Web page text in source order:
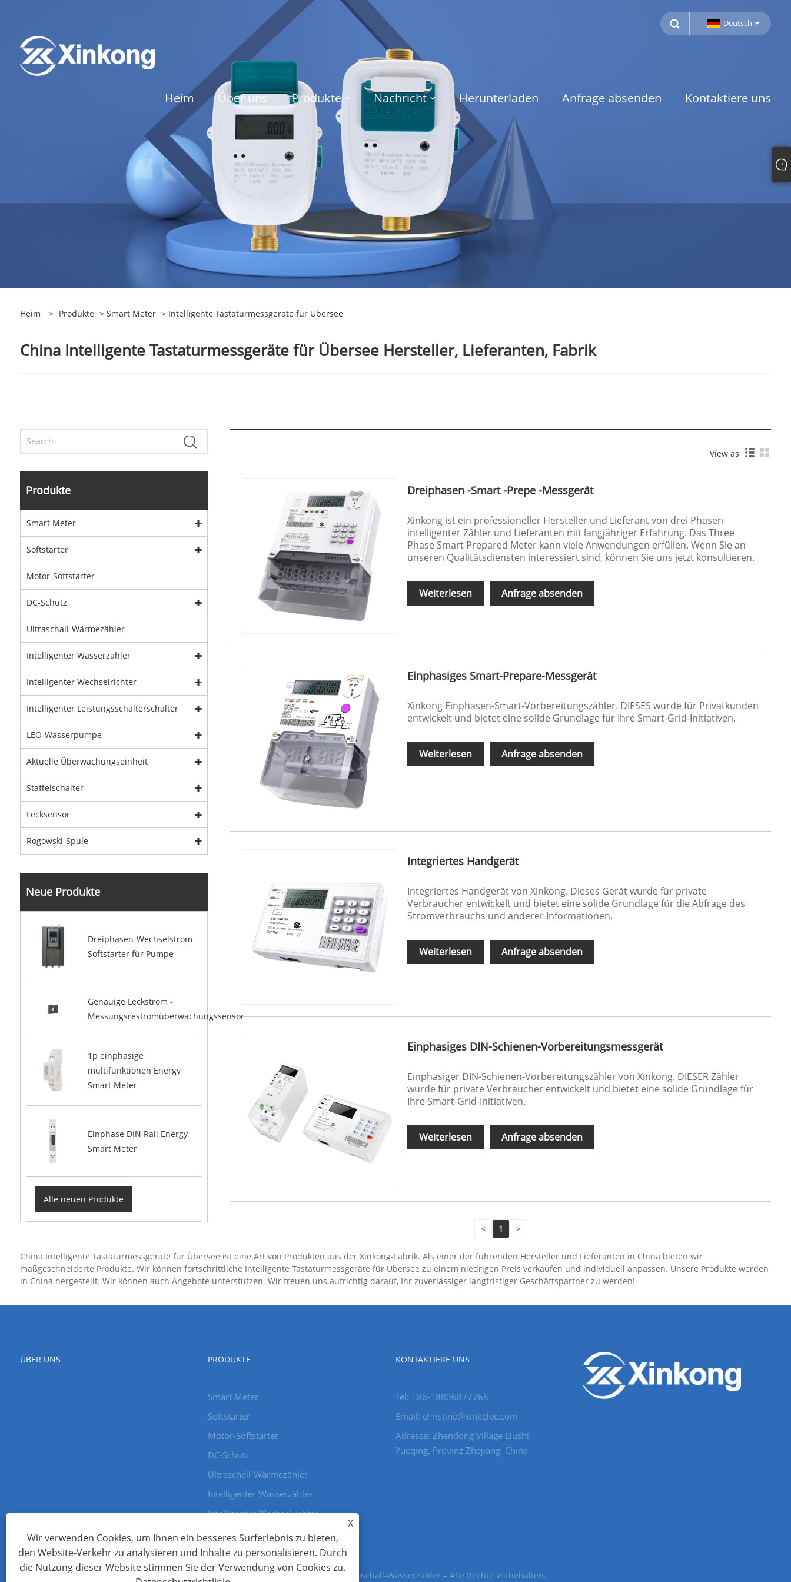
Deutsch
Heim Über uns Produkte Nachricht Herunterladen Anfrage absenden Kontaktiere uns
Heim > Produkte > Smart Meter > Intelligente Tastaturmessgeräte für Übersee
China Intelligente Tastaturmessgeräte für Übersee Hersteller, Lieferanten, Fabrik
Produkte
Smart Meter
Softstarter
Motor-Softstarter
DC-Schütz
Ultraschall-Wärmezähler
Intelligenter Wasserzähler
Intelligenter Wechselrichter
Intelligenter Leistungsschalterschalter
LEO-Wasserpumpe
Aktuelle Überwachungseinheit
Staffelschalter
Lecksensor
Rogowski-Spule
Neue Produkte
Dreiphasen-Wechselstrom-
Softstarter für Pumpe
Genauige Leckstrom -
Messungsrestromüberwachungssensor
1p einphasige
multifunktionen Energy
Smart Meter
Einphase DIN Rail Energy
Smart Meter
Alle neuen Produkte
View as
Dreiphasen -Smart -Prepe -Messgerät
Xinkong ist ein professioneller Hersteller und Lieferant von drei Phasen
intelligenter Zähler und Lieferanten mit langjähriger Erfahrung. Das Three
Phase Smart Prepared Meter kann viele Anwendungen erfüllen. Wenn Sie an
unseren Qualitätsdiensten interessiert sind, können Sie uns jetzt konsultieren.
Weiterlesen Anfrage absenden
Einphasiges Smart-Prepare-Messgerät
Xinkong Einphasen-Smart-Vorbereitungszähler. DIESES wurde für Privatkunden
entwickelt und bietet eine solide Grundlage für Ihre Smart-Grid-Initiativen.
Weiterlesen Anfrage absenden
Integriertes Handgerät
Integriertes Handgerät von Xinkong. Dieses Gerät wurde für private
Verbraucher entwickelt und bietet eine solide Grundlage für die Abfrage des
Stromverbrauchs und anderer Informationen.
Weiterlesen Anfrage absenden
Einphasiges DIN-Schienen-Vorbereitungsmessgerät
Einphasiger DIN-Schienen-Vorbereitungszähler von Xinkong. DIESER Zähler
wurde für private Verbraucher entwickelt und bietet eine solide Grundlage für
Ihre Smart-Grid-Initiativen.
Weiterlesen Anfrage absenden
< 1 >
China Intelligente Tastaturmessgeräte für Übersee ist eine Art von Produkten aus der Xinkong-Fabrik. Als einer der führenden Hersteller und Lieferanten in China bieten wir
maßgeschneiderte Produkte. Wir können fortschrittliche Intelligente Tastaturmessgeräte für Übersee zu einem niedrigen Preis verkaufen und individuell anpassen. Unsere Produkte werden
in China hergestellt. Wir können auch Angebote unterstützen. Wir freuen uns aufrichtig darauf, Ihr zuverlässiger langfristiger Geschäftspartner zu werden!
ÜBER UNS PRODUKTE
Smart Meter
Softstarter
Motor-Softstarter
DC-Schütz
Ultraschall-Wärmezähler
Intelligenter Wasserzähler
Intelligenter Wechselrichter
Intelligenter Leistungsschalterschalter
KONTAKTIERE UNS
Tel: +86-18806877768
Email: christine@xinkelec.com
Adresse: Zhendong Village Liushi,
Yueqing, Provinz Zhejiang, China.
Copyright © 2023 Wenzhou Xinkong Imp&exp Co.,Ltd. - Softstarter, Wasserzähler, Ultraschall-Wasserzähler – Alle Rechte vorbehalten.
X
Wir verwenden Cookies, um Ihnen ein besseres Surferlebnis zu bieten,
den Website-Verkehr zu analysieren und Inhalte zu personalisieren. Durch
die Nutzung dieser Website stimmen Sie der Verwendung von Cookies zu.